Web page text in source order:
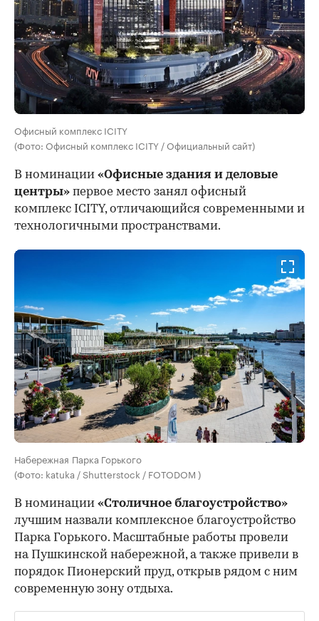
Офисный комплекс ICITY
(Фото: Офисный комплекс ICITY / Официальный сайт)
В номинации «Офисные здания и деловые
центры» первое место занял офисный
комплекс ICITY, отличающийся современными и
технологичными пространствами.
Набережная Парка Горького
(Фото: katuka / Shutterstock / FOTODOM )
В номинации «Столичное благоустройство»
лучшим назвали комплексное благоустройство
Парка Горького. Масштабные работы провели
на Пушкинской набережной, а также привели в
порядок Пионерский пруд, открыв рядом с ним
современную зону отдыха.